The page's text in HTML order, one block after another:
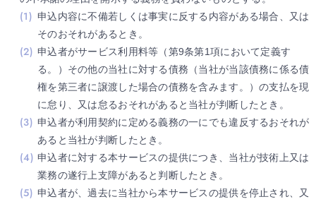
申込内容に不備若しくは事実に反する内容がある場合、又は
そのおそれがあるとき。
申込者がサービス利用料等（第9条第1項において定義す
る。）その他の当社に対する債務（当社が当該債務に係る債
権を第三者に譲渡した場合の債務を含みます。）の支払を現
に怠り、又は怠るおそれがあると当社が判断したとき。
申込者が利用契約に定める義務の一にでも違反するおそれが
あると当社が判断したとき。
申込者に対する本サービスの提供につき、当社が技術上又は
業務の遂行上支障があると判断したとき。
申込者が、過去に当社から本サービスの提供を停止され、又